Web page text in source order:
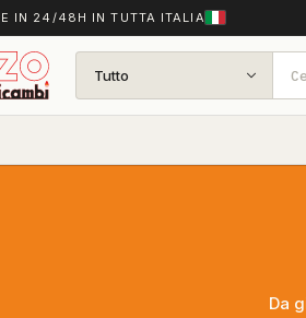
IN 24/48H IN TUTTA ITALIA
Tutto
Da